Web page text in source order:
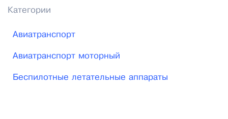
роботы «с нуля», в том числе с автоматическим
самостоятельно разрабатываем большую часть
используемой электроники: полетные
Категории
Авиатранспорт
Авиатранспорт моторный
Беспилотные летательные аппараты